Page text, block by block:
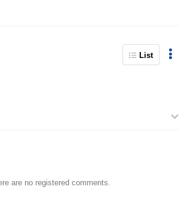
List
are no registered comments.